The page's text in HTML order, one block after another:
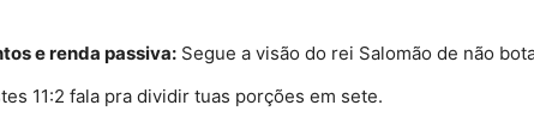
e renda passiva: Segue a visão do rei Salomão de não
11:2 fala pra dividir tuas porções em sete.